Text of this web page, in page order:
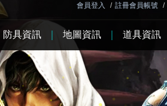
會員登入 / 註冊會員帳號 /